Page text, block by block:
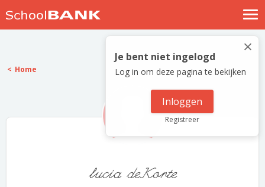
Nostalgische verhalen
Log in
Meld je gratis aan
×
Je bent niet ingelogd
Log in om deze pagina te bekijken
Inloggen
Registreer
Home
lucia deKorte